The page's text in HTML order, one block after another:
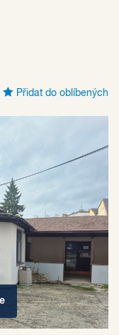
Přidat do oblíbených